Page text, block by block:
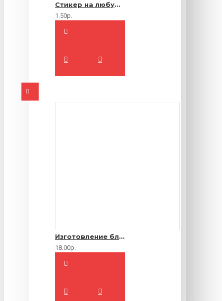
Стикер на любую продукцию
1.50р.
Изготовление блокнотов на заказ
18.00р.